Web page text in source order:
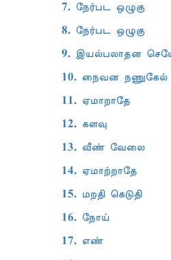
7. நேர்பட ஒழுகு
8. நேர்பட ஒழுகு
9. இயல்பலாதன
10. நைவன நணுகேல்
11. ஏமாறாதே
12. களவு
13. வீண் வேலை
14. ஏமாற்றாதே
15. மறதி கெடுதி
16. நோய்
17. எண்